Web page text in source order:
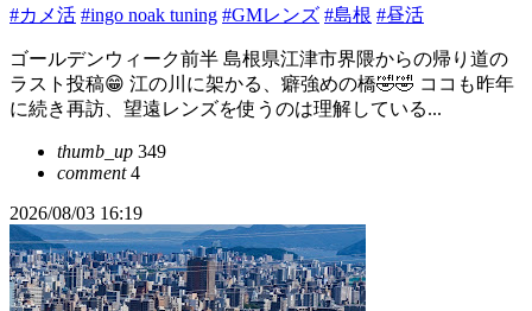
#カメ活 #ingo noak tuning #GMレンズ #島根 #昼活
ゴールデンウィーク前半 島根県江津市界隈からの帰り道の
ラスト投稿😁 江の川に架かる、癖強めの橋🤣🤣 ココも昨年
に続き再訪、望遠レンズを使うのは理解している...
thumb_up 349
comment4
2026/08/03 16:19